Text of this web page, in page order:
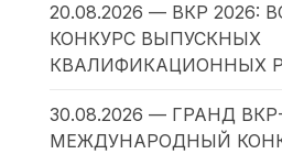
20.08.2026 — ВКР 2026:
КОНКУРС ВЫПУСКНЫХ
КВАЛИФИКАЦИОННЫХ
30.08.2026 — ГРАНД
МЕЖДУНАРОДНЫЙ